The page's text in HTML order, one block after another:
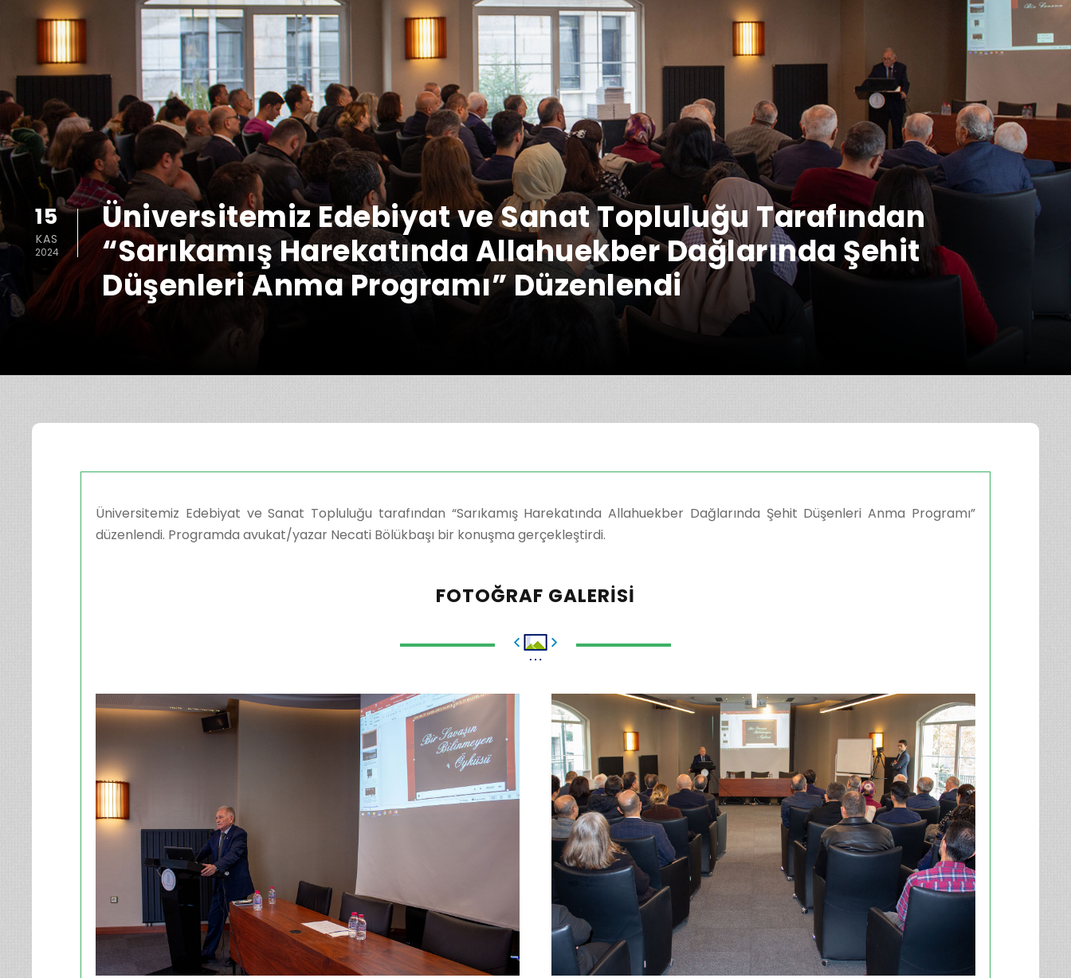
15
KAS
2024
Üniversitemiz Edebiyat ve Sanat Topluluğu Tarafından
“Sarıkamış Harekatında Allahuekber Dağlarında Şehit
Düşenleri Anma Programı” Düzenlendi
Üniversitemiz Edebiyat ve Sanat Topluluğu tarafından “Sarıkamış Harekatında Allahuekber Dağlarında Şehit Düşenleri Anma Programı”
düzenlendi. Programda avukat/yazar Necati Bölükbaşı bir konuşma gerçekleştirdi.
FOTOĞRAF GALERISI